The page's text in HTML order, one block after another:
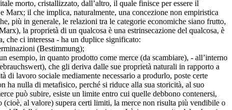
morto, cristallizzato, dall’altro, il quale finisce per essere il
il che implica, naturalmente, una concezione non empiristica
più in generale, le relazioni tra le categorie economiche siano frutto,
la proprietà di un qualcosa è una estrinsecazione del qualcosa, è
che ci interessa - ha un duplice significato:
(Bestimmung);
esempio, in quanto prodotto come merce (da scambiare), - all’interno
che gli deriva dalle sue proprietà naturali in rapporto a
di lavoro sociale mediamente necessario a produrlo, poste certe
ha nulla di metafisico, perché si riduce alla sua storicità, al suo
può subire, esiste un limite entro cui quelle debbono contenersi,
al valore) supera certi limiti, la merce non risulta più vendibile o